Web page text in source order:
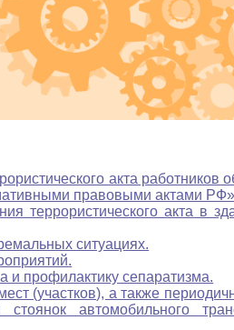
акта работников
правовыми актами
террористического акта в
ситуациях.
профилактику сепаратизма.
(участков), а также
автомобильного